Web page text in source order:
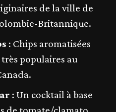
de la ville de
Britannique.
: Chips aromatisées
populaires au
: Un cocktail à base